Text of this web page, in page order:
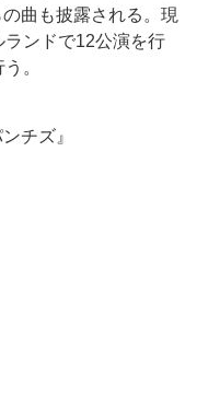
曲も披露される。現
ンドで12公演を行
。
チズ』